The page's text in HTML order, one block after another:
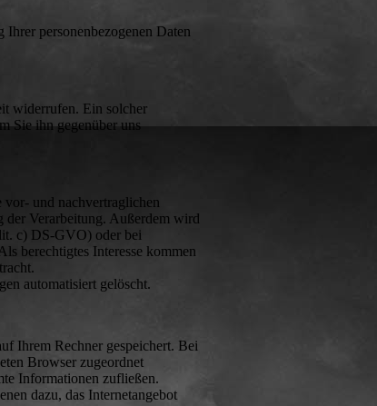
personenbezogenen Daten
widerrufen. Ein solcher
Sie ihn gegenüber uns
vor- und nachvertraglichen
Verarbeitung. Außerdem wird
c) DS-GVO) oder bei
berechtigtes Interesse kommen
automatisiert gelöscht.
Ihrem Rechner gespeichert. Bei
Browser zugeordnet
Informationen zufließen.
dazu, das Internetangebot